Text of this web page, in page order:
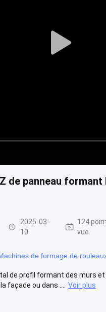
Play
de panneau
2025-03-
10
124
vue
de formage de
de profil formant des murs
façade ou dans ....
Voir plus